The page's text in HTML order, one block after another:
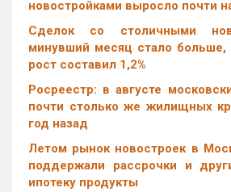
новостройками выросло почти
Cделок со столичными
минувший месяц стало
рост составил 1,2%
Росреестр: в августе
почти столько же жилищных
год назад
Летом рынок новостроек в
поддержали рассрочки и
ипотеку продукты